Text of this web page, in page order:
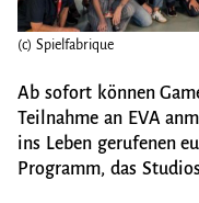
(c) Spielfabrique
Ab sofort können
Teilnahme an EVA
ins Leben gerufenen
Programm, das